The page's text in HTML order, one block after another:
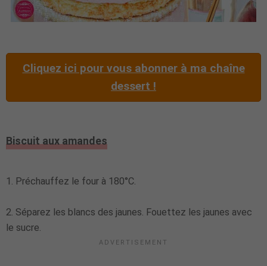
Cliquez ici pour vous abonner à ma chaîne
dessert !
Biscuit aux amandes
1. Préchauffez le four à 180°C.
2. Séparez les blancs des jaunes. Fouettez les jaunes avec
le sucre.